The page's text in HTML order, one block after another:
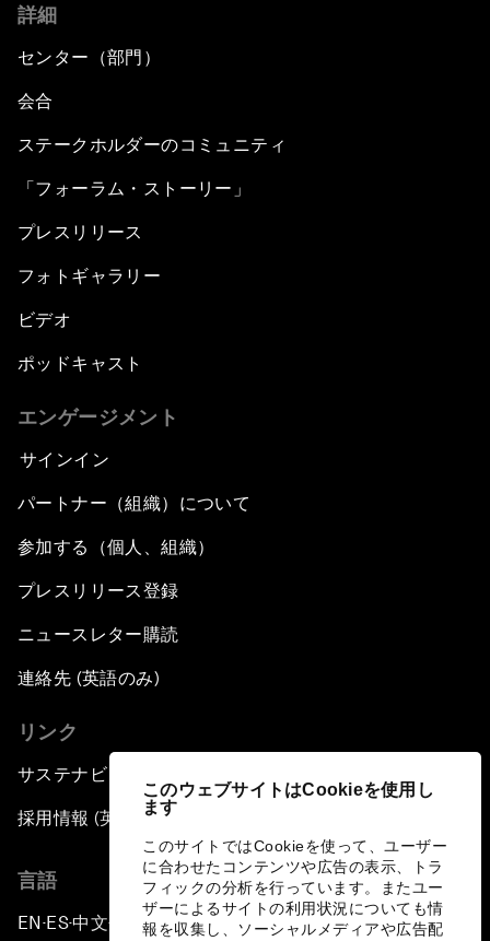
このウェブサイトはCookieを使用し
ます
このサイトではCookieを使って、ユーザー
に合わせたコンテンツや広告の表示、トラ
フィックの分析を行っています。またユー
ザーによるサイトの利用状況についても情
報を収集し、ソーシャルメディアや広告配
詳細
センター（部門）
会合
ステークホルダーのコミュニティ
「フォーラム・ストーリー」
プレスリリース
フォトギャラリー
ビデオ
ポッドキャスト
エンゲージメント
サインイン
パートナー（組織）について
参加する（個人、組織）
プレスリリース登録
ニュースレター購読
連絡先 (英語のみ)
リンク
サステナビリティへの取り組み
採用情報 (英語のみ)
言語
EN ▪ ES▪中文▪ 日本語